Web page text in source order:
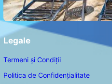
Legale
Termeni și Condiții
Politica de Confidențialitate